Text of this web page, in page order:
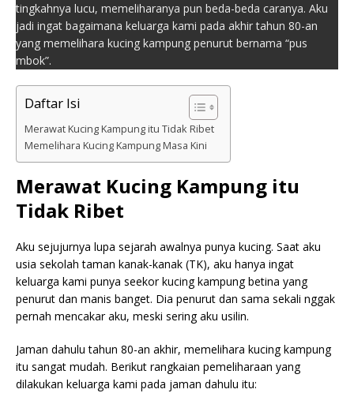
tingkahnya lucu, memeliharanya pun beda-beda caranya. Aku
jadi ingat bagaimana keluarga kami pada akhir tahun 80-an
yang memelihara kucing kampung penurut bernama “pus
mbok”.
Daftar Isi
Merawat Kucing Kampung itu Tidak Ribet
Memelihara Kucing Kampung Masa Kini
Merawat Kucing Kampung itu
Tidak Ribet
Aku sejujurnya lupa sejarah awalnya punya kucing. Saat aku
usia sekolah taman kanak-kanak (TK), aku hanya ingat
keluarga kami punya seekor kucing kampung betina yang
penurut dan manis banget. Dia penurut dan sama sekali nggak
pernah mencakar aku, meski sering aku usilin.
Jaman dahulu tahun 80-an akhir, memelihara kucing kampung
itu sangat mudah. Berikut rangkaian pemeliharaan yang
dilakukan keluarga kami pada jaman dahulu itu: